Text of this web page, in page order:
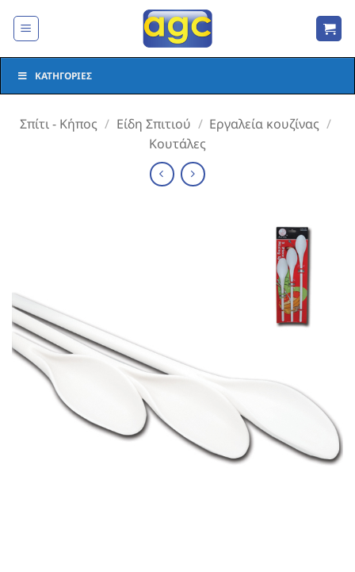
στο
ΚΑΤΗΓΟΡΊΕΣ
Σπίτι - Κήπος / Είδη Σπιτιού / Εργαλεία κουζίνας /
Κουτάλες